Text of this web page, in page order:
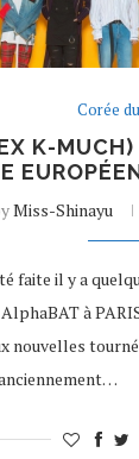
Corée
K-
Miss-Shinayu
faite il y a
à
nouvelles